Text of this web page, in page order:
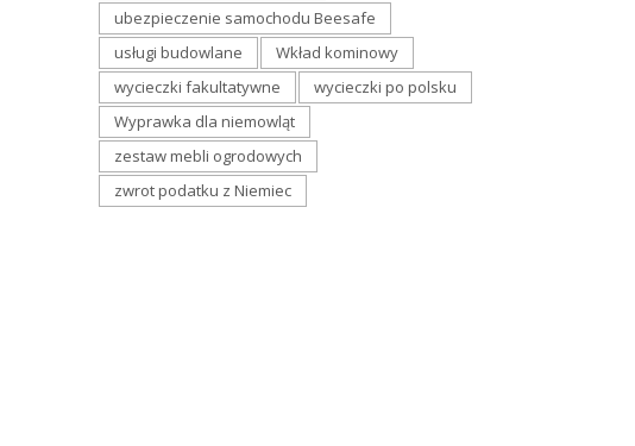
ubezpieczenie samochodu Beesafe
usługi budowlane
Wkład kominowy
wycieczki fakultatywne
wycieczki po polsku
Wyprawka dla niemowląt
zestaw mebli ogrodowych
zwrot podatku z Niemiec